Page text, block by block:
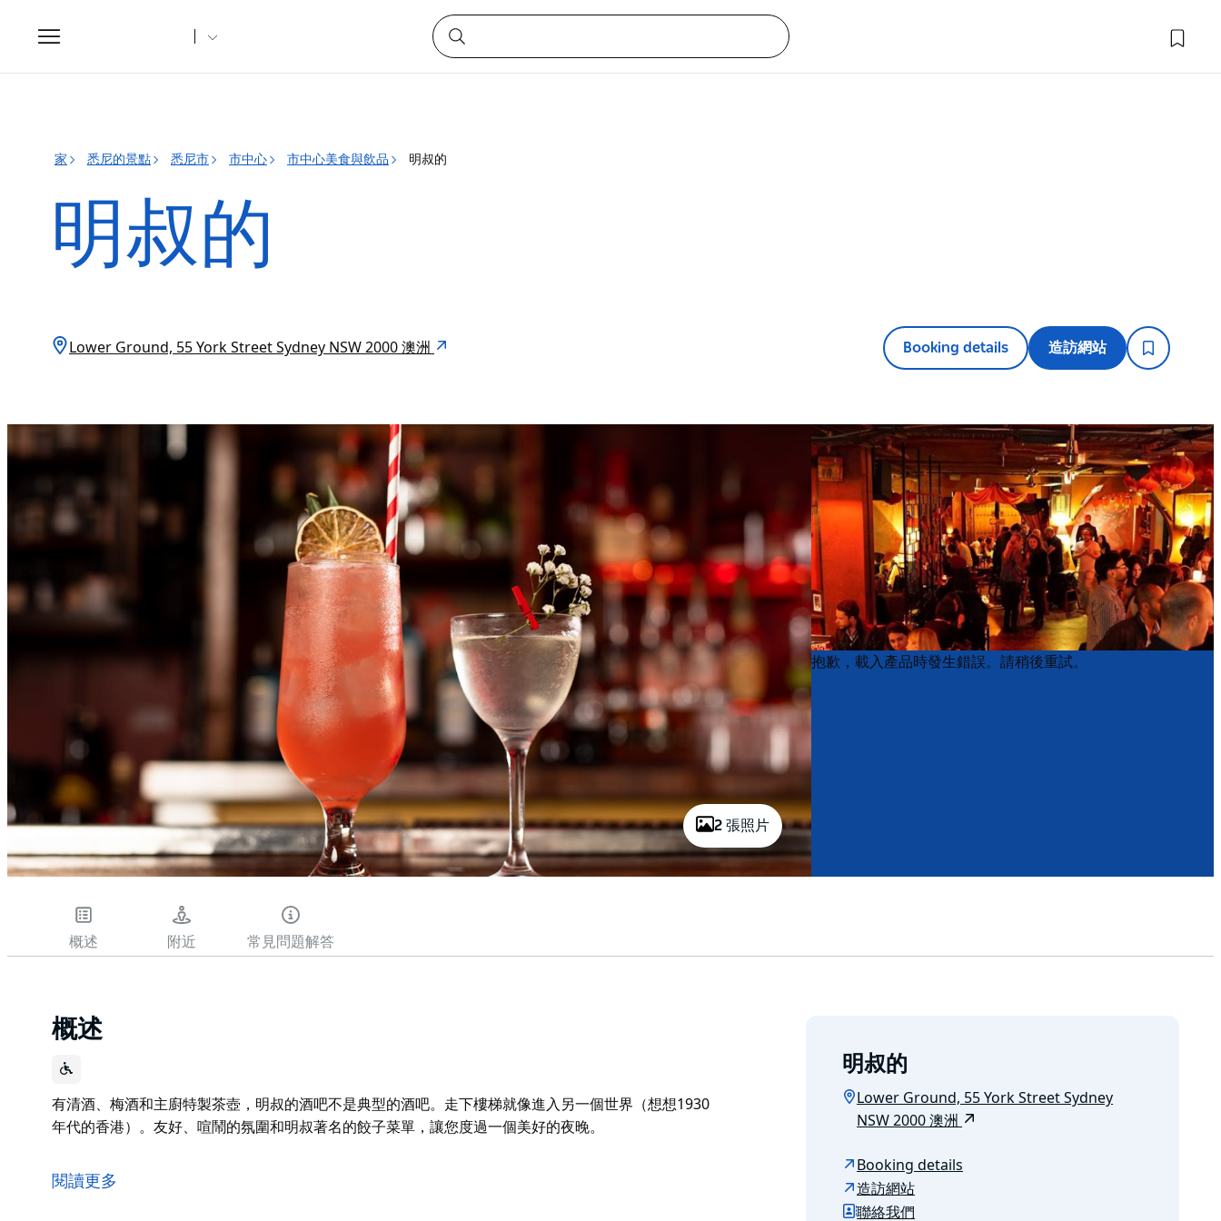
Toggle
navigation
家 悉尼的景點 悉尼市 市中心 市中心美食與飲品 明叔的
明叔的
Lower Ground, 55 York Street Sydney NSW 2000 澳洲 Booking details 造訪網站
2 張照片
Product
List
Product
List
抱歉，載入產品時發生錯誤。請稍後重試。
概述 附近 常見問題解答
概述
有清酒、梅酒和主廚特製茶壺，明叔的酒吧不是典型的酒吧。走下樓梯就像進入另一個世界（想想1930
年代的香港）。友好、喧鬧的氛圍和明叔著名的餃子菜單，讓您度過一個美好的夜晚。
年代的香港）。友好、喧鬧的氛圍和明叔著名的餃子菜單，讓您度過一個美好的夜晚。
閱讀更多
明叔的
Lower Ground, 55 York Street Sydney
NSW 2000 澳洲
Booking details
造訪網站
聯絡我們